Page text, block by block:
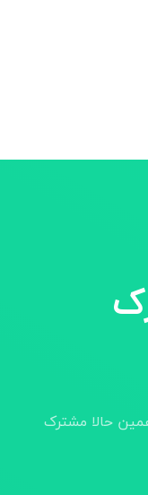
حالا مشترک